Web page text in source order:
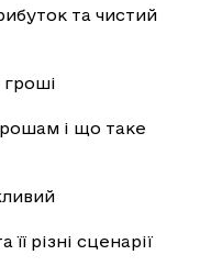
та чистий
гроші
і що таке
різні сценарії